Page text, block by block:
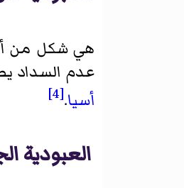
هي شكل من
عدم السداد
أسيا.
[4]
العبودية